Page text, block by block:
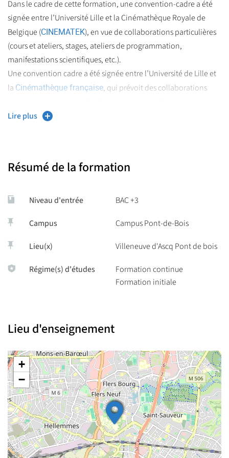
avec un cinéaste,
Élaborer, rédiger et diffuser une programmation dans le
circuit d’art et d’essai ou dans les musées du cinéma,
Organiser des manifestations et des festivals,
Participer à des actions de formation ou à des projets
COMPÉTENCES ADDITIONNELLES:
Interagir en langue étrangère, comprendre et s’exprimer
oralement de manière fluide.
Maîtriser les outils de communication et de valorisation de
la recherche dans une dimension internationale.
Approfondir ses compétences rédactionnelles et ses
capacités de synthèse
Dans le cadre de cette formation, une convention-cadre a été
signée entre l’Université Lille et la Cinémathèque Royale de
Belgique (CINEMATEK), en vue de collaborations particulières
(cours et ateliers, stages, ateliers de programmation,
manifestations scientifiques, etc.).
Une convention cadre a été signée entre l’Université de Lille et
la Cinémathèque française, qui prévoit des collaborations
conférences annuelles de professionnels de la Cinémathèque à
Lire plus
Résumé de la formation
Niveau d'entrée BAC +3
Campus Campus Pont-de-Bois
Lieu(x) Villeneuve d'Ascq Pont de bois
Régime(s) d'études
Formation continue
Formation initiale
Lieu d'enseignement
+
−